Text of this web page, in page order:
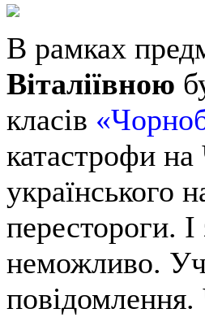
В рамках
Віталіївною
класів
катастрофи
українського
перестороги.
неможливо.